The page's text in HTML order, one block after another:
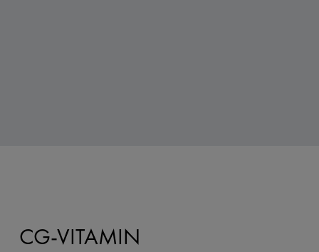
CG-VITAMIN